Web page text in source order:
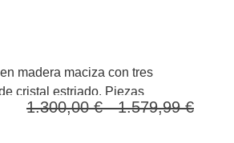
madera maciza con tres
cristal estriado. Piezas
de comedor y conseguir un
1.300,00€ - 1.579,99€